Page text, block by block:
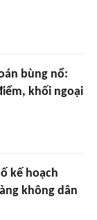
bùng nổ:
khối ngoại
kế hoạch
không dân